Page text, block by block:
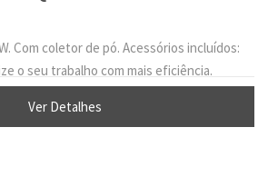
Com coletor de pó. Acessórios incluídos:
o seu trabalho com mais eficiência.
Ver Detalhes